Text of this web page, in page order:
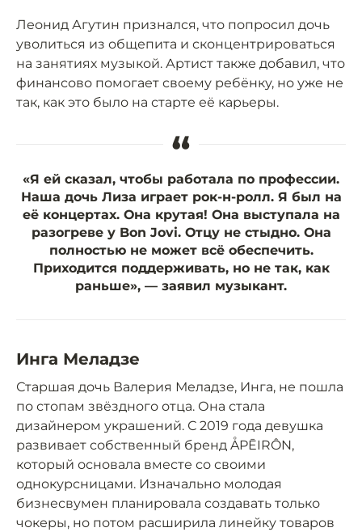
Леонид Агутин признался, что попросил дочь
уволиться из общепита и сконцентрироваться
на занятиях музыкой. Артист также добавил, что
финансово помогает своему ребёнку, но уже не
так, как это было на старте её карьеры.
“
«Я ей сказал, чтобы работала по профессии.
Наша дочь Лиза играет рок-н-ролл. Я был на
её концертах. Она крутая! Она выступала на
разогреве у Bon Jovi. Отцу не стыдно. Она
полностью не может всё обеспечить.
Приходится поддерживать, но не так, как
раньше», — заявил музыкант.
Инга Меладзе
Старшая дочь Валерия Меладзе, Инга, не пошла
по стопам звёздного отца. Она стала
дизайнером украшений. С 2019 года девушка
развивает собственный бренд ÅPĒIRÔN,
который основала вместе со своими
однокурсницами. Изначально молодая
бизнесвумен планировала создавать только
чокеры, но потом расширила линейку товаров